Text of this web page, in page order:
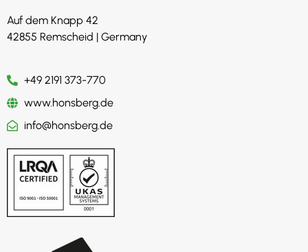
Auf dem Knapp 42
42855 Remscheid | Germany
+49 2191 373-770
www.honsberg.de
info@honsberg.de